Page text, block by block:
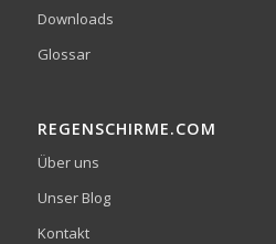
Downloads
Glossar
REGENSCHIRME.COM
Über uns
Unser Blog
Kontakt